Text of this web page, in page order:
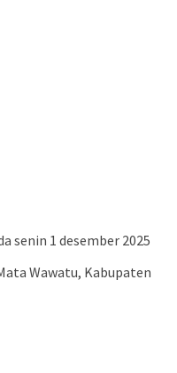
senin 1 desember 2025
Wawatu, Kabupaten